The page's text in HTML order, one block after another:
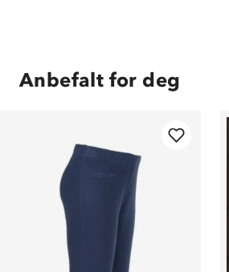
Anbefalt for deg